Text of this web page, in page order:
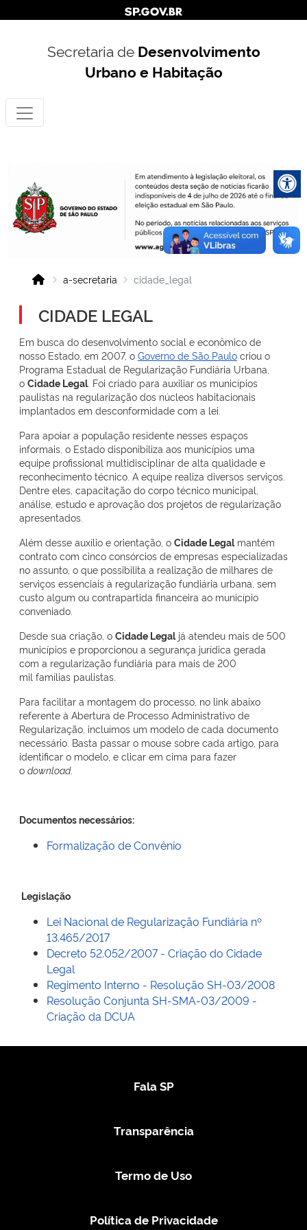
Secretaria de Desenvolvimento
Urbano e Habitação
a-secretaria cidade_legal
CIDADE LEGAL
Em busca do desenvolvimento social e econômico de
nosso Estado, em 2007, o Governo de São Paulo criou o
Programa Estadual de Regularização Fundiária Urbana,
o Cidade Legal . Foi criado para auxiliar os municípios
paulistas na regularização dos núcleos habitacionais
implantados em desconformidade com a lei.
Para apoiar a população residente nesses espaços
informais, o Estado disponibiliza aos municípios uma
equipe profissional multidisciplinar de alta qualidade e
reconhecimento técnico. A equipe realiza diversos serviços.
Dentre eles, capacitação do corpo técnico municipal,
análise, estudo e aprovação dos projetos de regularização
apresentados.
Além desse auxílio e orientação, o Cidade Legal mantém
contrato com cinco consórcios de empresas especializadas
no assunto, o que possibilita a realização de milhares de
serviços essenciais à regularização fundiária urbana, sem
custo algum ou contrapartida financeira ao município
conveniado.
Desde sua criação, o Cidade Legal já atendeu mais de 500
municípios e proporcionou a segurança jurídica gerada
com a regularização fundiária para mais de 200
mil famílias paulistas.
Para facilitar a montagem do processo, no link abaixo
referente à Abertura de Processo Administrativo de
Regularização, incluímos um modelo de cada documento
necessário. Basta passar o mouse sobre cada artigo, para
identificar o modelo, e clicar em cima para fazer
o download.
Documentos necessários:
Formalização de Convênio
Legislação
Lei Nacional de Regularização Fundiária nº
13.465/2017
Decreto 52.052/2007 - Criação do Cidade
Legal
Regimento Interno - Resolução SH-03/2008
Resolução Conjunta SH-SMA-03/2009 -
Criação da DCUA
Fala SP
Transparência
Termo de Uso
Política de Privacidade